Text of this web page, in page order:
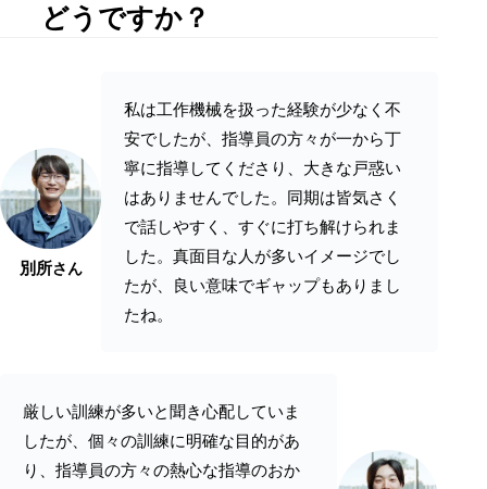
どうですか？
別所さん
私は工作機械を扱った経験が少なく不
安でしたが、指導員の方々が一から丁
寧に指導してくださり、大きな戸惑い
はありませんでした。同期は皆気さく
で話しやすく、すぐに打ち解けられま
した。真面目な人が多いイメージでし
たが、良い意味でギャップもありまし
たね。
厳しい訓練が多いと聞き心配していま
したが、個々の訓練に明確な目的があ
り、指導員の方々の熱心な指導のおか